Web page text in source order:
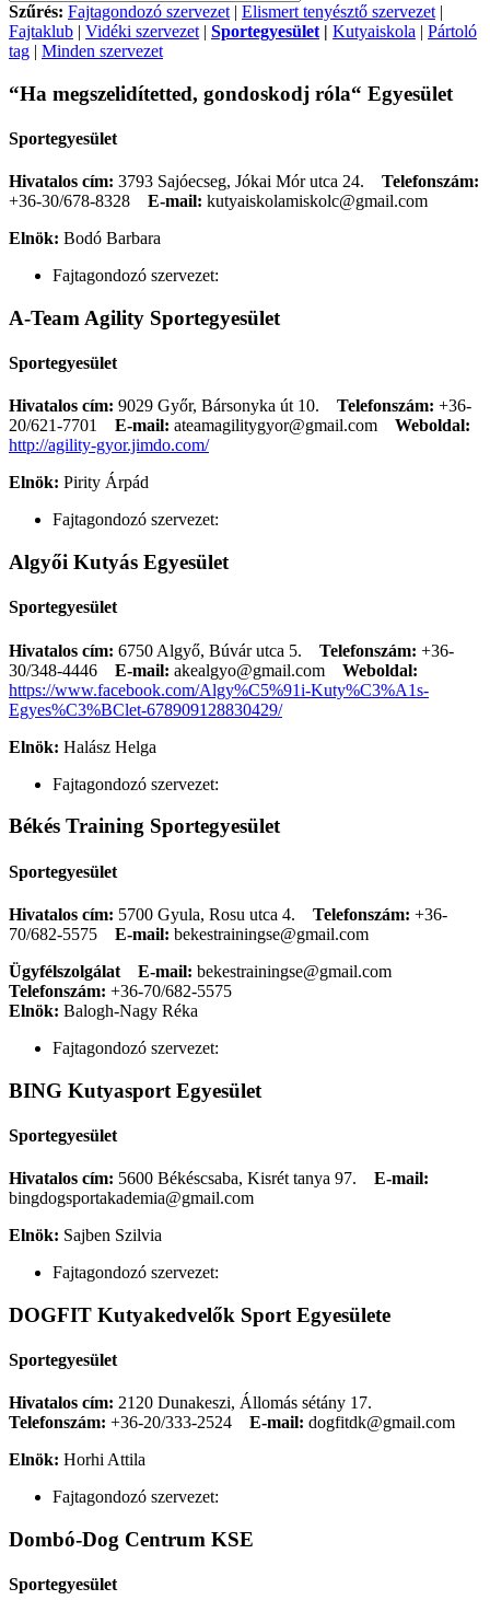
Szűrés: Fajtagondozó szervezet | Elismert tenyésztő szervezet |
Fajtaklub | Vidéki szervezet | Sportegyesület | Kutyaiskola | Pártoló
tag | Minden szervezet
“Ha megszelidítetted, gondoskodj róla“ Egyesület
Sportegyesület
Hivatalos cím: 3793 Sajóecseg, Jókai Mór utca 24. Telefonszám:
+36-30/678-8328
E-mail: kutyaiskolamiskolc@gmail.com
Elnök: Bodó Barbara
Fajtagondozó szervezet:
A-Team Agility Sportegyesület
Sportegyesület
Hivatalos cím: 9029 Győr, Bársonyka út 10. Telefonszám: +36-
20/621-7701
E-mail: ateamagilitygyor@gmail.com
Weboldal:
http://agility-gyor.jimdo.com/
Elnök: Pirity Árpád
Fajtagondozó szervezet:
Algyői Kutyás Egyesület
Sportegyesület
Hivatalos cím: 6750 Algyő, Búvár utca 5. Telefonszám: +36-
30/348-4446
E-mail: akealgyo@gmail.com
Weboldal:
https://www.facebook.com/Algy%C5%91i-Kuty%C3%A1s-
Egyes%C3%BClet-678909128830429/
Elnök: Halász Helga
Fajtagondozó szervezet:
Békés Training Sportegyesület
Sportegyesület
Hivatalos cím: 5700 Gyula, Rosu utca 4. Telefonszám: +36-
70/682-5575
E-mail: bekestrainingse@gmail.com
Ügyfélszolgálat
E-mail: bekestrainingse@gmail.com
Telefonszám: +36-70/682-5575
Elnök: Balogh-Nagy Réka
Fajtagondozó szervezet:
BING Kutyasport Egyesület
Sportegyesület
Hivatalos cím: 5600 Békéscsaba, Kisrét tanya 97. E-mail:
bingdogsportakademia@gmail.com
Elnök: Sajben Szilvia
Fajtagondozó szervezet:
DOGFIT Kutyakedvelők Sport Egyesülete
Sportegyesület
Hivatalos cím: 2120 Dunakeszi, Állomás sétány 17.
Telefonszám: +36-20/333-2524 E-mail: dogfitdk@gmail.com
Elnök: Horhi Attila
Fajtagondozó szervezet:
Dombó-Dog Centrum KSE
Sportegyesület